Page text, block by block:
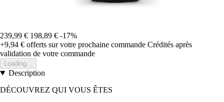
239,99 € 198,89 € -17%
+9,94 € offerts sur votre prochaine commande Crédités après
validation de votre commande
Loading...
Description
DÉCOUVREZ QUI VOUS ÊTES